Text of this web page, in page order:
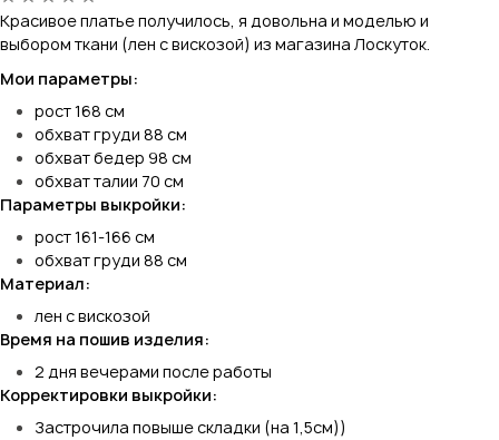
Красивое платье получилось, я довольна и моделью и
выбором ткани (лен с вискозой) из магазина Лоскуток.
Мои параметры:
рост 168 см
обхват груди 88 см
обхват бедер 98 см
обхват талии 70 см
Параметры выкройки:
рост 161-166 см
обхват груди 88 см
Материал:
лен с вискозой
Время на пошив изделия:
2 дня вечерами после работы
Корректировки выкройки:
Застрочила повыше складки (на 1,5см))